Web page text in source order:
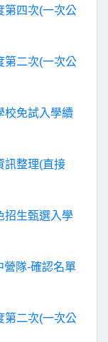
第四次(一次公
第二次(一次公
校免試入學續
訊整理(直接
招生甄選入學
營隊-確認名單
第二次(一次公